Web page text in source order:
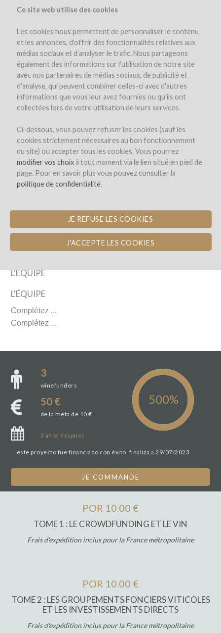
Ce site web utilise des cookies
Les cookies nous permettent de personnaliser le contenu
et les annonces, d'offrir des fonctionnalités relatives aux
médias sociaux et d'analyser le trafic. Nous partageons
également des informations sur l'utilisation de notre site
avec nos partenaires de médias sociaux, de publicité et
d'analyse, qui peuvent combiner celles-ci avec d'autres
informations que vous leur avez fournies ou qu'ils ont
collectées lors de votre utilisation de leurs services.
Ci-dessous, vous pouvez refuser les cookies (sauf les
cookies strictement nécessaires au bon fonctionnement
du site) ou accepter tous les cookies. Vous pourrez
modifier vos choixà tout moment via le lien situé en pied de
page. Pour en savoir plus vous pouvez consulter la
politique de confidentialité.
JE REFUSE LES COOKIES
J'ACCEPTE LES COOKIES
el proyecto la empresa el equipo detalles del proyecto
opinión de expertos los reembolsos en vino noticias (0)
winefunders(3) comentarios (0)
Achat des livres sur les Financements
Alternatifs
ÉCRITS PAR MAXIME DEBURE AUX
ÉDITIONS FÉRET
L'ÉQUIPE
L'ÉQUIPE
Complétez ...
Complétez ...
3
winefunders
50 €
de la meta de 10 €
3 años después
este proyecto fue financiado con éxito. finaliza a 29/07/2023
JE COMMANDE
POR 10.00 €
TOME 1 : LE CROWDFUNDING ET LE VIN
Frais d'expédition inclus pour la France métropolitaine
POR 10.00 €
TOME 2 : LES GROUPEMENTS FONCIERS VITICOLES
ET LES INVESTISSEMENTS DIRECTS
Frais d'expédition inclus pour la France métropolitaine